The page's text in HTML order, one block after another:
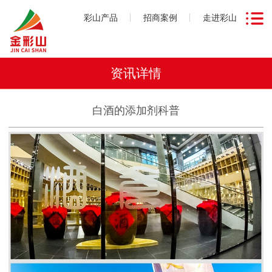
彩山产品 招商案例 走进彩山
资讯详情
白酒的添加剂科普